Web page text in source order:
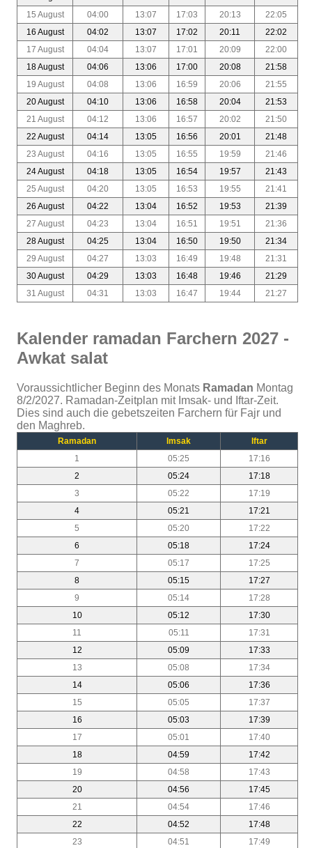
15 August
04:00 13:07 17:03 20:13
22:05
16 August
04:02 13:07 17:02 20:11
22:02
17 August
04:04 13:07 17:01 20:09
22:00
18 August
04:06 13:06 17:00 20:08
21:58
19 August
04:08 13:06 16:59 20:06
21:55
20 August
04:10 13:06 16:58 20:04
21:53
21 August
04:12 13:06 16:57 20:02
21:50
22 August
04:14 13:05 16:56 20:01
21:48
23 August
04:16 13:05 16:55 19:59
21:46
24 August
04:18 13:05 16:54 19:57
21:43
25 August
04:20 13:05 16:53 19:55
21:41
26 August
04:22 13:04 16:52 19:53
21:39
27 August
04:23 13:04 16:51 19:51
21:36
28 August
04:25 13:04 16:50 19:50
21:34
29 August
04:27 13:03 16:49 19:48
21:31
30 August
04:29 13:03 16:48 19:46
21:29
31 August
04:31 13:03 16:47 19:44 21:27
Kalender ramadan Farchern 2027 -
Awkat salat
Voraussichtlicher Beginn des Monats Ramadan Montag
8/2/2027. Ramadan-Zeitplan mit Imsak- und Iftar-Zeit.
Dies sind auch die gebetszeiten Farchern für Fajr und
den Maghreb.
Ramadan Imsak
Iftar
1
05:25
17:16
2
05:24
17:18
3
05:22
17:19
4
05:21
17:21
5
05:20
17:22
6
05:18
17:24
7
05:17
17:25
8
05:15
17:27
9
05:14
17:28
10
05:12
17:30
11
05:11
17:31
12
05:09
17:33
13
05:08
17:34
14
05:06
17:36
15
05:05
17:37
16
05:03
17:39
17
05:01
17:40
18
04:59
17:42
19
04:58
17:43
20
04:56
17:45
21
04:54
17:46
22
04:52
17:48
23
04:51
17:49